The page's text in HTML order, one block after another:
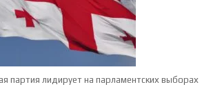
партия лидирует на парламентских выборах